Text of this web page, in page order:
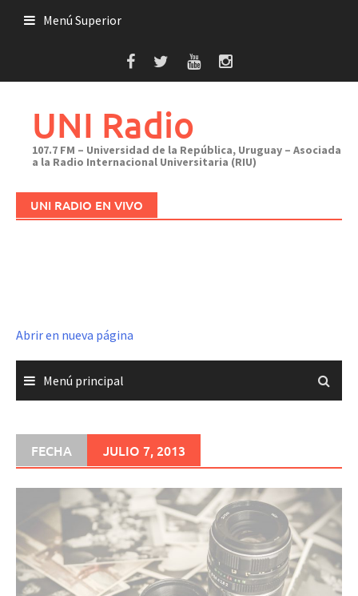
Menú Superior
UNI Radio
107.7 FM – Universidad de la República, Uruguay – Asociada
a la Radio Internacional Universitaria (RIU)
UNI RADIO EN VIVO
Abrir en nueva página
Menú principal
FECHA JULIO 7, 2013